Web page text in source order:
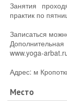
Занятия
практик по
Записаться
www.yoga-
Адрес: м
Место